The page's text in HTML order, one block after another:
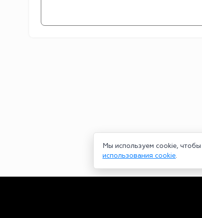
Мы используем cookie,
использования cookie.